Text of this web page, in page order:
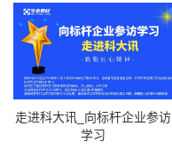
走进科大讯_向标杆企业参访
学习